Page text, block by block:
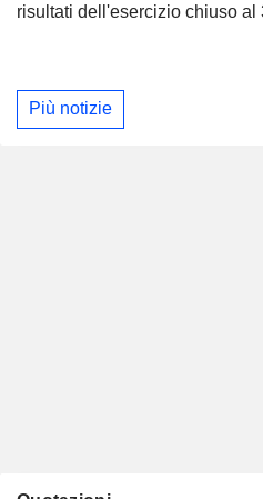
risultati dell'esercizio chiuso al
Più notizie